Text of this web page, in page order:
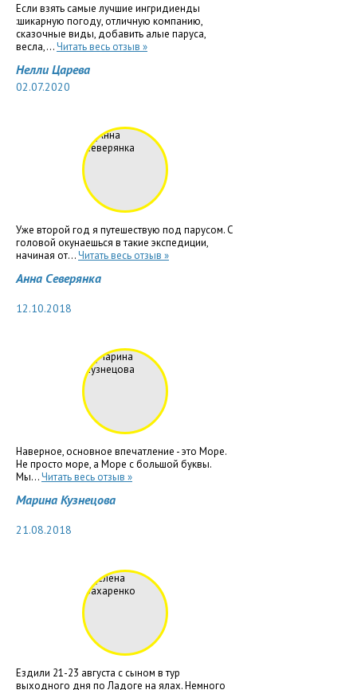
Если взять самые лучшие ингридиенды
:шикарную погоду, отличную компанию,
сказочные виды, добавить алые паруса,
весла,...Читать весь отзыв »
Нелли Царева
02.07.2020
Уже второй год я путешествую под парусом. С
головой окунаешься в такие экспедиции,
начиная от...Читать весь отзыв »
Анна Северянка
12.10.2018
Наверное, основное впечатление - это Море.
Не просто море, а Море с большой буквы.
Мы...Читать весь отзыв »
Марина Кузнецова
21.08.2018
Ездили 21-23 августа с сыном в тур
выходного дня по Ладоге на ялах. Немного